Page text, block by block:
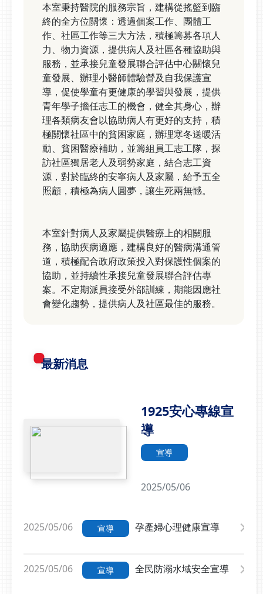
本室秉持醫院的服務宗旨，建構從搖籃到臨
終的全方位關懷：透過個案工作、團體工
作、社區工作等三大方法，積極籌募各項人
力、物力資源，提供病人及社區各種協助與
服務，並承接兒童發展聯合評估中心關懷兒
童發展、辦理小醫師體驗營及自我保護宣
導，促使學童有更健康的學習與發展，提供
青年學子擔任志工的機會，健全其身心，辦
理各類病友會以協助病人有更好的支持，積
極關懷社區中的貧困家庭，辦理寒冬送暖活
動、貧困醫療補助，並籌組員工志工隊，探
訪社區獨居老人及弱勢家庭，結合志工資
源，對於臨終的安寧病人及家屬，給予五全
照顧，積極為病人圓夢，讓生死兩無憾。
本室針對病人及家屬提供醫療上的相關服
務，協助疾病適應，建構良好的醫病溝通管
道，積極配合政府政策投入對保護性個案的
協助，並持續性承接兒童發展聯合評估專
案。不定期派員接受外部訓練，期能因應社
會變化趨勢，提供病人及社區最佳的服務。
最新消息
1925安心專線宣
導
宣導
2025/05/06
2025/05/06 宣導 孕產婦心理健康宣導
2025/05/06 宣導 全民防溺水域安全宣導